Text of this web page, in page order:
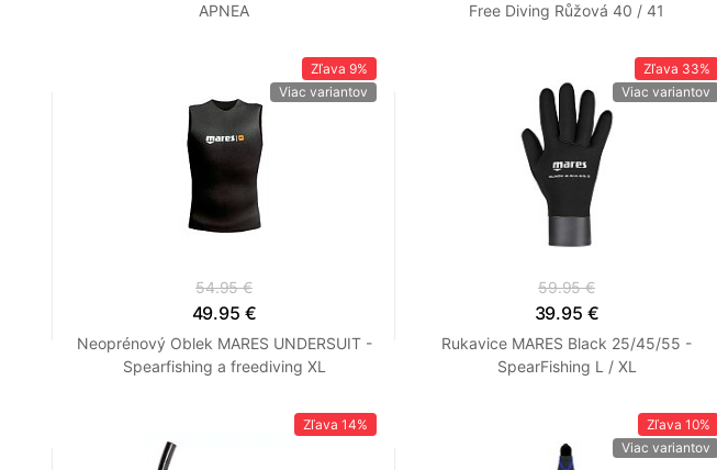
APNEA
Free Diving Růžová 40 / 41
Zľava 9%
Viac variantov
54.95 €
49.95 €
Neoprénový Oblek MARES UNDERSUIT -
Spearfishing a freediving XL
Zľava 33%
Viac variantov
59.95 €
39.95 €
Rukavice MARES Black 25/45/55 -
SpearFishing L / XL
Zľava 14% Zľava 10%
Viac variantov